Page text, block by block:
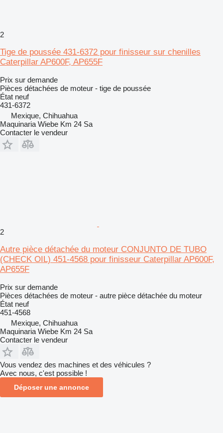
2
Tige de poussée 431-6372 pour finisseur sur chenilles
Caterpillar AP600F, AP655F
Prix sur demande
Pièces détachées de moteur - tige de poussée
État neuf
431-6372
Mexique, Chihuahua
Maquinaria Wiebe Km 24 Sa
Contacter le vendeur
2
Autre pièce détachée du moteur CONJUNTO DE TUBO
(CHECK OIL) 451-4568 pour finisseur Caterpillar AP600F,
AP655F
Prix sur demande
Pièces détachées de moteur - autre pièce détachée du moteur
État neuf
451-4568
Mexique, Chihuahua
Maquinaria Wiebe Km 24 Sa
Contacter le vendeur
Vous vendez des machines et des véhicules ?
Avec nous, c'est possible !
Déposer une annonce